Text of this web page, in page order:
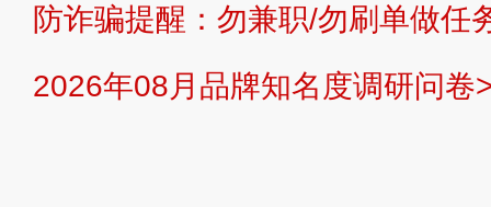
提交说明： 快速提交发布>> 提交品
防诈骗提醒：勿兼职/勿刷单做任
2026年08月品牌知名度调研问卷